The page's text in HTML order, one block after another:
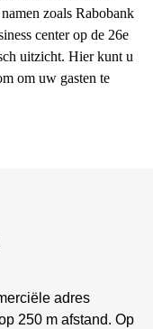
zoals Rabobank
center op de 26e
uitzicht. Hier kunt u
om uw gasten te
adres
250 m afstand. Op